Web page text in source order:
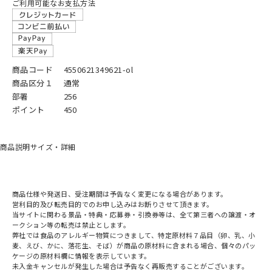
ご利用可能なお支払方法
商品コード
4550621349621-ol
商品区分１
通常
部署
256
ポイント
450
商品説明サイズ・詳細
商品仕様や発送日、受注期間は予告なく変更になる場合があります。
営利目的及び転売目的でのお申し込みはお断りさせて頂きます。
当サイトに関わる景品・特典・応募券・引換券等は、全て第三者への譲渡・オ
ークション等の転売は禁止とします。
弊社では食品のアレルギー物質につきまして、特定原材料７品目（卵、乳、小
麦、えび、かに、落花生、そば）が商品の原材料に含まれる場合、個々のパッ
ケージの原材料欄に情報を表示しています。
未入金キャンセルが発生した場合は予告なく再販売することがございます。